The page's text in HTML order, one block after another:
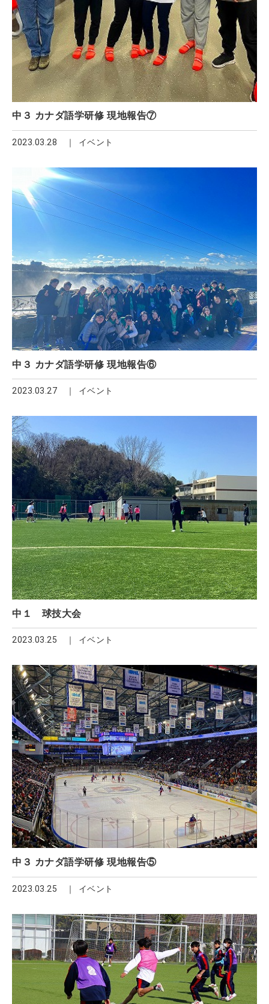
中３ カナダ語学研修 現地報告⑦
2023.03.28 イベント
中３ カナダ語学研修 現地報告⑥
2023.03.27 イベント
中１ 球技大会
2023.03.25 イベント
中３ カナダ語学研修 現地報告⑤
2023.03.25 イベント